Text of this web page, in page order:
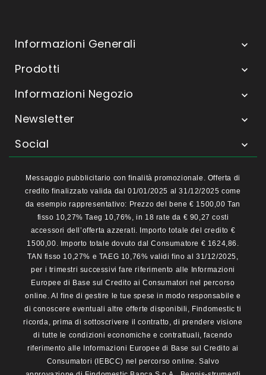
Informazioni Generali 
Prodotti 
Informazioni Negozio 
Newsletter 
Social 
Messaggio pubblicitario con finalità promozionale. Offerta di
credito finalizzato valida dal 01/01/2025 al 31/12/2025 come
da esempio rappresentativo: Prezzo del bene € 1500,00 Tan
fisso 10,27% Taeg 10,76%, in 18 rate da € 90,27 costi
accessori dell’offerta azzerati. Importo totale del credito €
1500,00. Importo totale dovuto dal Consumatore € 1624,86.
TAN fisso 10,27% e TAEG 10,76% validi fino al 31/12/2025,
per i trimestri successivi fare riferimento alle Informazioni
Europee di Base sul Credito ai Consumatori nel percorso
online. Al fine di gestire le tue spese in modo responsabile e
di conoscere eventuali altre offerte disponibili, Findomestic ti
ricorda, prima di sottoscrivere il contratto, di prendere visione
di tutte le condizioni economiche e contrattuali, facendo
riferimento alle Informazioni Europee di Base sul Credito ai
Consumatori (IEBCC) nel percorso online. Salvo